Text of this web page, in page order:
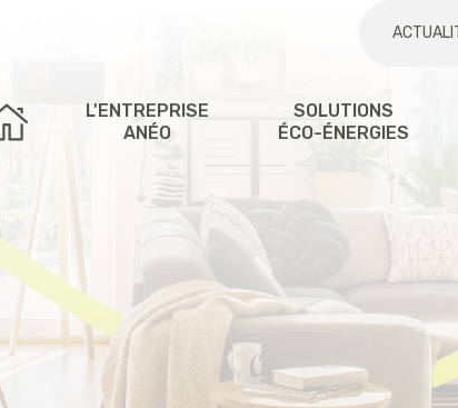
L'ENTREPRISE
ANÉO
SOLUTIONS
ÉCO-ÉNERGIES